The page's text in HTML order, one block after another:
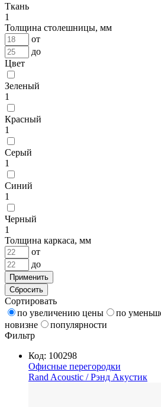
Ткань
1
Толщина столешницы, мм
от
до
Цвет
Зеленый
1
Красный
1
Серый
1
Синий
1
Черный
1
Толщина каркаса, мм
от
до
Применить
Сбросить
Сортировать
по увеличению цены
по
новизне
популярности
Фильтр
Код: 100298
Офисные перегородки
Rand Acoustic / Рэнд Акустик